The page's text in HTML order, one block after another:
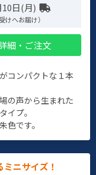
日(月)
けへお届け）
細・ご注文
コンパクトな１本
の声から生まれた
イプ。
色です。
ニサイズ！